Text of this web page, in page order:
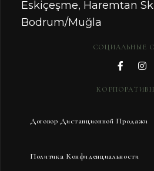
Eskiçeşme, Haremtan
Bodrum/Muğla
СОЦИАЛЬНЫЕ
Договор Дистанционной Продажи
Политика Конфиденциальности